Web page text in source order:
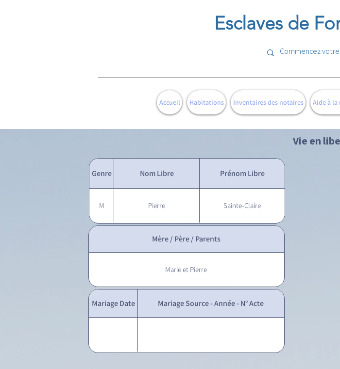
Esclaves de
Accueil Habitations Inventaires des notaires Aide à la
Vie en
Genre Nom Libre Prénom Libre
M Pierre Sainte-Claire
Mère / Père / Parents
Marie et Pierre
Mariage Date Mariage Source - Année - N° Acte